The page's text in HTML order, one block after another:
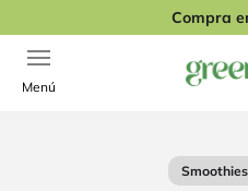
Compra
Abrir menú de
Menú
Greenora